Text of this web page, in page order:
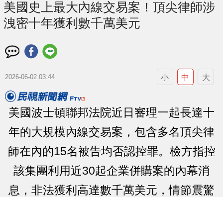
美國史上最大內線交易案！頂尖律師涉
洩密十年獲利數千萬美元
2026-06-02 03:44 小 中 大
美國波士頓聯邦法院近日審理一起長達十
年的大規模內線交易案，包含多名頂尖律
師在內的15名被告均否認控罪。檢方指控
該集團利用近30起企業併購案的內幕消
息，非法獲利高達數千萬美元，情節震驚